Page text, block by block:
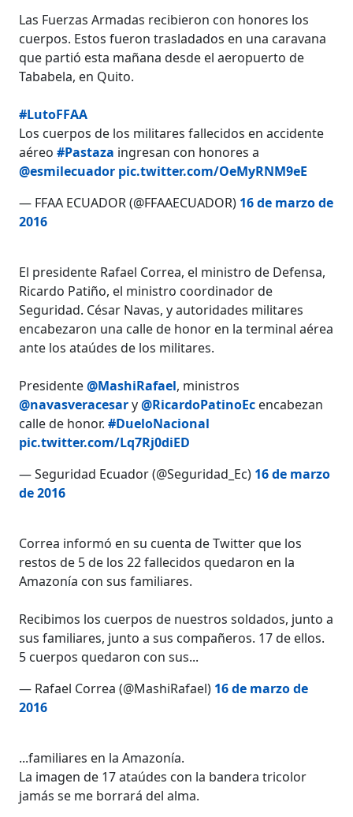
Las Fuerzas Armadas recibieron con honores los
cuerpos. Estos fueron trasladados en una caravana
que partió esta mañana desde el aeropuerto de
Tababela, en Quito.
#LutoFFAA
Los cuerpos de los militares fallecidos en accidente
aéreo#Pastaza ingresan con honores a
@esmilecuador pic.twitter.com/OeMyRNM9eE
— FFAA ECUADOR (@FFAAECUADOR) 16 de marzo de
2016
El presidente Rafael Correa, el ministro de Defensa,
Ricardo Patiño, el ministro coordinador de
Seguridad. César Navas, y autoridades militares
encabezaron una calle de honor en la terminal aérea
ante los ataúdes de los militares.
Presidente@MashiRafael, ministros
@navasveracesary@RicardoPatinoEc encabezan
calle de honor.#DueloNacional
pic.twitter.com/Lq7Rj0diED
— Seguridad Ecuador (@Seguridad_Ec) 16 de marzo
de 2016
Correa informó en su cuenta de Twitter que los
restos de 5 de los 22 fallecidos quedaron en la
Amazonía con sus familiares.
Recibimos los cuerpos de nuestros soldados, junto a
sus familiares, junto a sus compañeros. 17 de ellos.
5 cuerpos quedaron con sus...
— Rafael Correa (@MashiRafael) 16 de marzo de
2016
...familiares en la Amazonía.
La imagen de 17 ataúdes con la bandera tricolor
jamás se me borrará del alma.